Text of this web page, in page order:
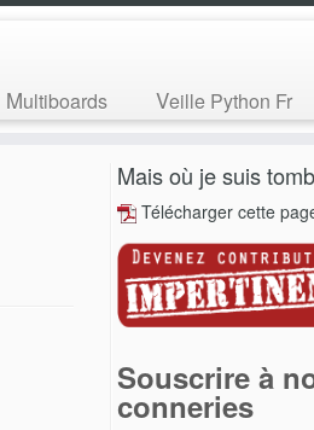
Multiboards Veille Python Fr
Mais où je suis
Télécharger cette
Souscrire à
conneries